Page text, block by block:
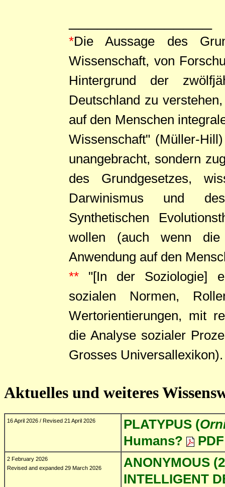
*Die Aussage des
Wissenschaft, von
Hintergrund der
Deutschland zu
auf den Menschen
Wissenschaft" (Müller-
unangebracht, sondern
des Grundgesetzes,
Darwinismus und
Synthetischen
wollen (auch wenn die
Anwendung auf den
**
"[In der Soziologie]
sozialen Normen,
Wertorientierungen, mit
die Analyse sozialer
Grosses Universallexikon).
Aktuelles und weiteres
16 April 2026 / Revised 21 April 2026 PLATYPUS (
Humans?
PDF
2 February 2026
Revised and expanded 29 March 2026
ANONYMOUS
INTELLIGENT